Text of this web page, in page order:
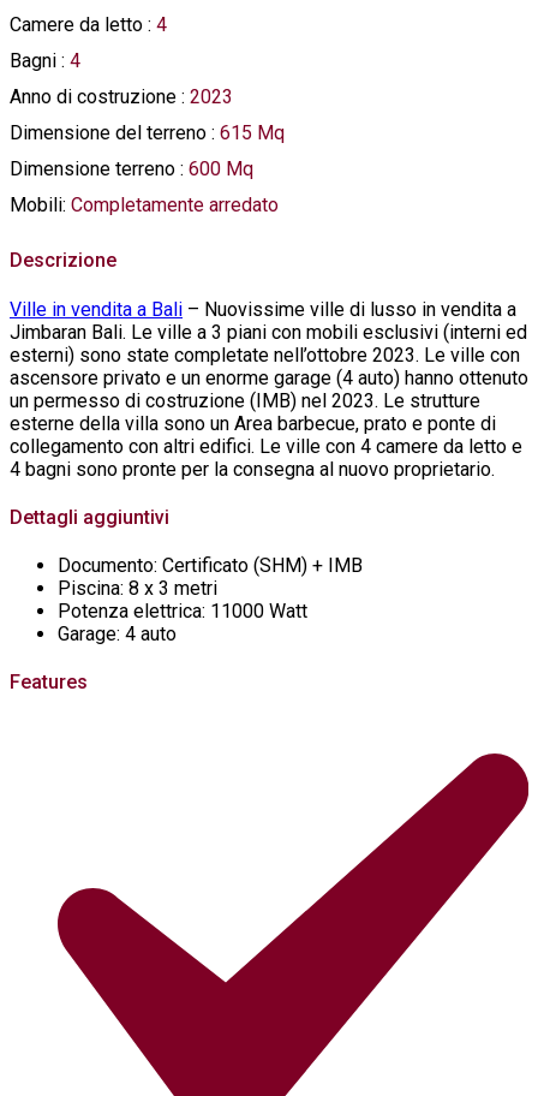
Camere da letto : 4
Bagni : 4
Anno di costruzione : 2023
Dimensione del terreno : 615 Mq
Dimensione terreno : 600 Mq
Mobili: Completamente arredato
Descrizione
Ville in vendita a Bali – Nuovissime ville di lusso in vendita a
Jimbaran Bali. Le ville a 3 piani con mobili esclusivi (interni ed
esterni) sono state completate nell’ottobre 2023. Le ville con
ascensore privato e un enorme garage (4 auto) hanno ottenuto
un permesso di costruzione (IMB) nel 2023. Le strutture
esterne della villa sono un Area barbecue, prato e ponte di
collegamento con altri edifici. Le ville con 4 camere da letto e
4 bagni sono pronte per la consegna al nuovo proprietario.
Dettagli aggiuntivi
Documento: Certificato (SHM) + IMB
Piscina: 8 x 3 metri
Potenza elettrica: 11000 Watt
Garage: 4 auto
Features